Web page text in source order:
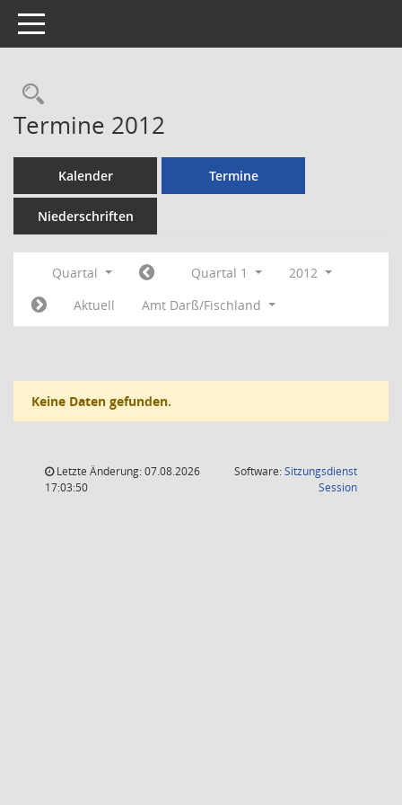
Toggle navigation
Rechercheauswahl
Termine 2012
Kalender Termine
Niederschriften
Quartal Quartal 1
2012
Aktuell
Amt Darß/Fischland
Keine Daten gefunden.
Letzte Änderung: 07.08.2026
17:03:50
Software:Sitzungsdienst
Session(Wird in